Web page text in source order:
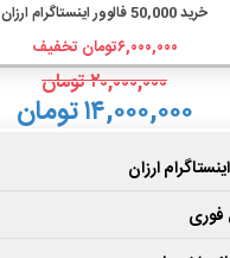
خرید50,000فالوور اینستاگرام ارزان
۶,۰۰۰,۰۰۰تومان تخفیف
۲۰,۰۰۰,۰۰۰تومان
۱۴,۰۰۰,۰۰۰ تومان
ارزان
فوری